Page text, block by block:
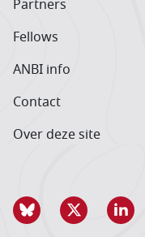
Partners
Fellows
ANBI info
Contact
Over deze site